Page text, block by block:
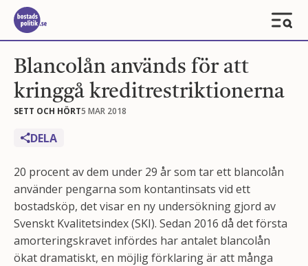
Blancolån används för att
kringgå kreditrestriktionerna
SETT OCH HÖRT5 MAR 2018
DELA
20 procent av dem under 29 år som tar ett blancolån
använder pengarna som kontantinsats vid ett
bostadsköp, det visar en ny undersökning gjord av
Svenskt Kvalitetsindex (SKI). Sedan 2016 då det första
amorteringskravet infördes har antalet blancolån
ökat dramatiskt, en möjlig förklaring är att många